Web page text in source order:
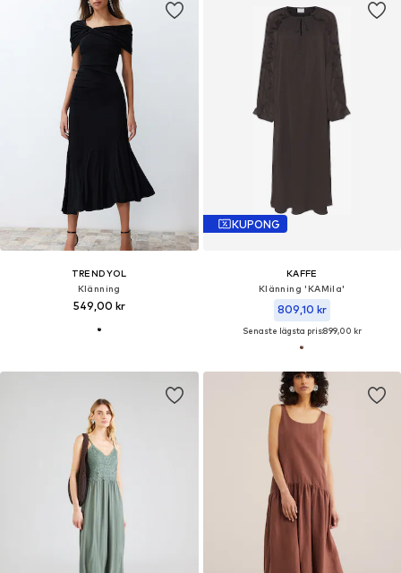
TRENDYOL
Klänning
549,00 kr
KUPONG
KAFFE
Klänning 'KAMila'
809,10 kr
Senaste lägsta pris:899,00 kr